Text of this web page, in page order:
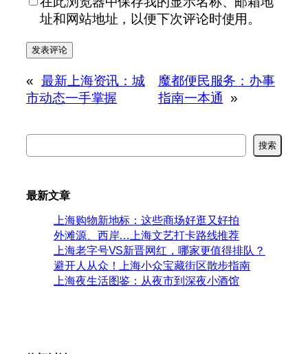
址和网站地址，以便下次评论时使用。
« 最新上海资讯：城
市动态一手掌握
魔都便民服务：办事
指南一本通 »
索
搜索
最新文章
上海购物新地标：这些商场好逛又好拍
外滩源、西岸…上海文艺打卡路线推荐
上海老字号VS新晋网红，哪家更值得排队？
避开人从众！上海小众宝藏街区散步指南
上海夜生活图鉴：从夜市到深夜小酒馆